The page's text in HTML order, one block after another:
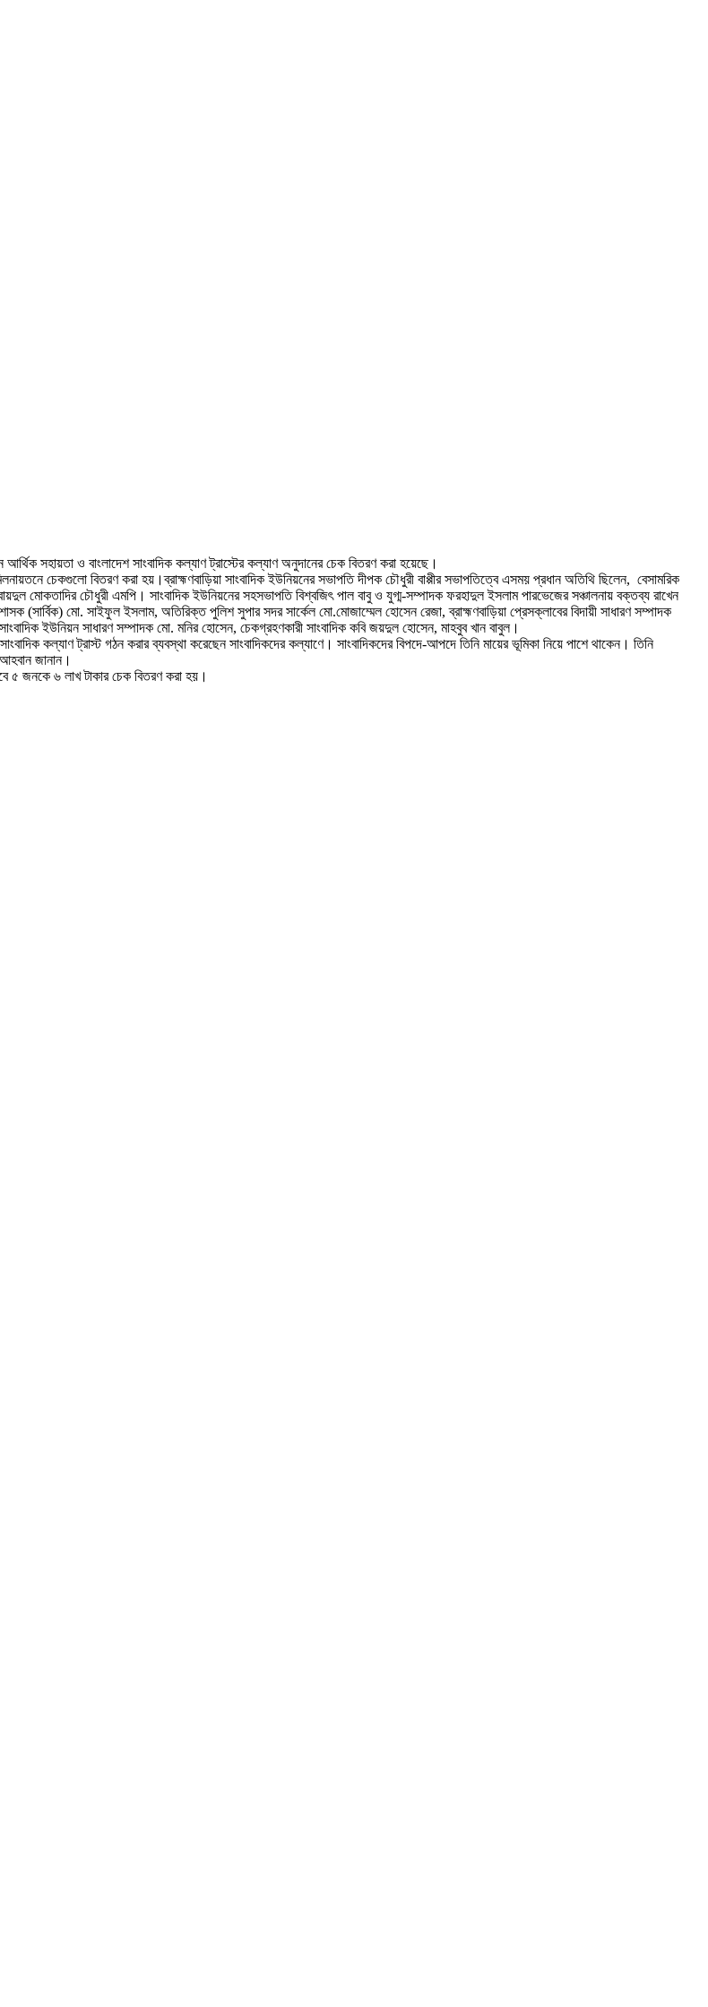
আর্থিক সহায়তা ও বাংলাদেশ সাংবাদিক কল্যাণ ট্রাস্টের কল্যাণ অনুদানের চেক বিতরণ করা হয়েছে।
চেকগুলো বিতরণ করা হয়।ব্রাহ্মণবাড়িয়া সাংবাদিক ইউনিয়নের সভাপতি দীপক চৌধুরী বাপ্পীর সভাপতিত্বে এসময় প্রধান অতিথি ছিলেন, বেসামরিক
মোকতাদির চৌধুরী এমপি। সাংবাদিক ইউনিয়নের সহসভাপতি বিশ্বজিৎ পাল বাবু ও যুগ্ম-সম্পাদক ফরহাদুল ইসলাম পারভেজের সঞ্চালনায় বক্তব্য রাখেন
(সার্বিক) মো. সাইফুল ইসলাম, অতিরিক্ত পুলিশ সুপার সদর সার্কেল মো.মোজাম্মেল হোসেন রেজা, ব্রাহ্মণবাড়িয়া প্রেসক্লাবের বিদায়ী সাধারণ সম্পাদক
ইউনিয়ন সাধারণ সম্পাদক মো. মনির হোসেন, চেকগ্রহণকারী সাংবাদিক কবি জয়দুল হোসেন, মাহবুব খান বাবুল।
কল্যাণ ট্রাস্ট গঠন করার ব্যবস্থা করেছেন সাংবাদিকদের কল্যাণে। সাংবাদিকদের বিপদে-আপদে তিনি মায়ের ভূমিকা নিয়ে পাশে থাকেন। তিনি
জানান।
৫ জনকে ৬ লাখ টাকার চেক বিতরণ করা হয়।